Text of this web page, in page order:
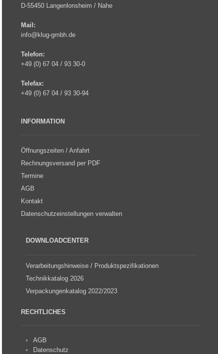
D-55450 Langenlonsheim / Nahe
Mail:
info@klug-gmbh.de
Telefon:
+49 (0) 67 04 / 93 30-0
Telefax:
+49 (0) 67 04 / 93 30-94
INFORMATION
Öffnungszeiten / Anfahrt
Rechnungsversand per PDF
Termine
AGB
Kontakt
Datenschutzeinstellungen verwalten
DOWNLOADCENTER
Verarbeitungshinweise / Produktspezifikationen
Technikkatalog 2026
Verpackungenkatalog 2022/2023
RECHTLICHES
AGB
Datenschutz